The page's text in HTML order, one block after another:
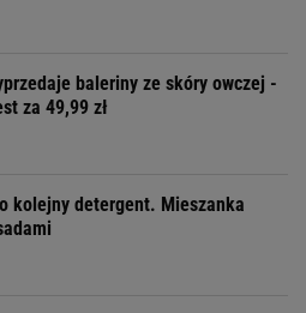
baleriny ze skóry owczej -
za 49,99 zł
kolejny detergent. Mieszanka